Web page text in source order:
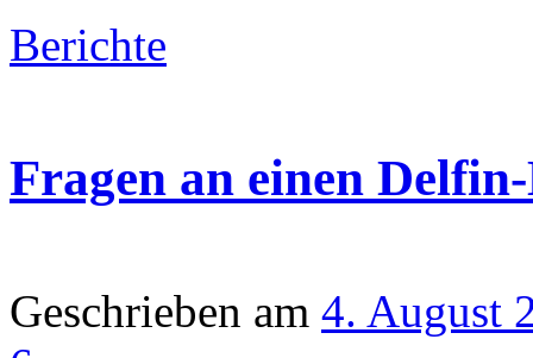
Berichte
Fragen an einen
Geschrieben am 4. August